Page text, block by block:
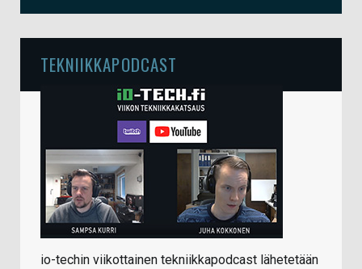
TEKNIIKKAPODCAST
io-techin viikottainen tekniikkapodcast lähetetään